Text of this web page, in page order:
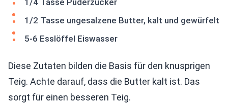
1/4 Tasse Puderzucker
1/2 Tasse ungesalzene Butter, kalt und gewürfelt
5-6 Esslöffel Eiswasser
Diese Zutaten bilden die Basis für den knusprigen
Teig. Achte darauf, dass die Butter kalt ist. Das
sorgt für einen besseren Teig.